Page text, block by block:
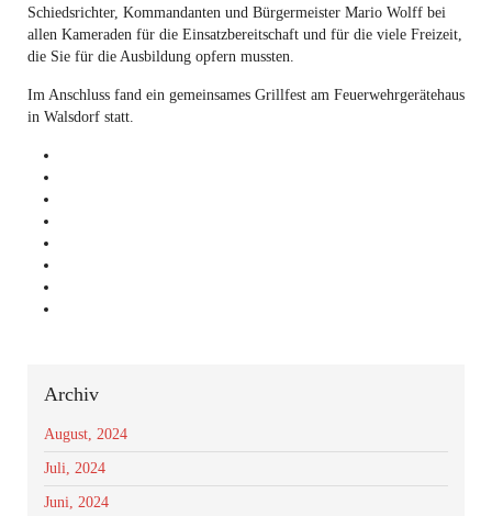
Schiedsrichter, Kommandanten und Bürgermeister Mario Wolff bei
allen Kameraden für die Einsatzbereitschaft und für die viele Freizeit,
die Sie für die Ausbildung opfern mussten.
Im Anschluss fand ein gemeinsames Grillfest am Feuerwehrgerätehaus
in Walsdorf statt.
Archiv
August, 2024
Juli, 2024
Juni, 2024